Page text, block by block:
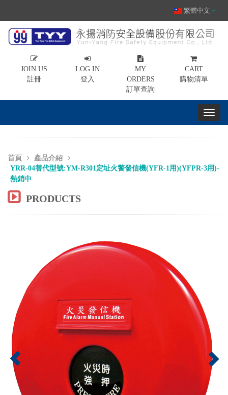
繁體中文
JOIN US
註冊
LOG IN
登入
MY
ORDERS
訂單查詢
CART
購物清單
首頁
產品介紹
YRR-04替代型號:YM-R301定址火警發信機(YFR-1用)(YFPR-3用)-
熱銷中
PRODUCTS